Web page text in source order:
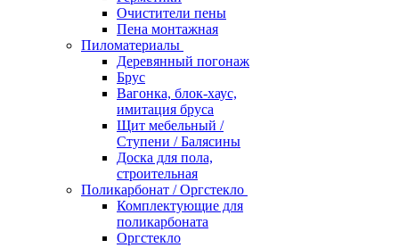
Очистители пены
Пена монтажная
Пиломатериалы
Деревянный погонаж
Брус
Вагонка, блок-хаус,
имитация бруса
Щит мебельный /
Ступени / Балясины
Доска для пола,
строительная
Поликарбонат / Оргстекло
Комплектующие для
поликарбоната
Оргстекло